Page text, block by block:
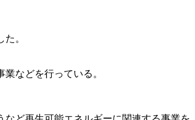
。
などを行っている。